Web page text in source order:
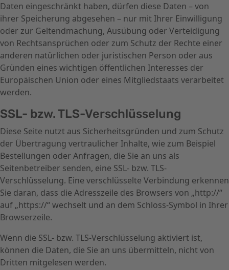
Daten eingeschränkt haben, dürfen diese Daten – von
ihrer Speicherung abgesehen – nur mit Ihrer Einwilligung
oder zur Geltendmachung, Ausübung oder Verteidigung
von Rechtsansprüchen oder zum Schutz der Rechte einer
anderen natürlichen oder juristischen Person oder aus
Gründen eines wichtigen öffentlichen Interesses der
Europäischen Union oder eines Mitgliedstaats verarbeitet
werden.
SSL- bzw. TLS-Verschlüsselung
Diese Seite nutzt aus Sicherheitsgründen und zum Schutz
der Übertragung vertraulicher Inhalte, wie zum Beispiel
Bestellungen oder Anfragen, die Sie an uns als
Seitenbetreiber senden, eine SSL- bzw. TLS-
Verschlüsselung. Eine verschlüsselte Verbindung erkennen
Sie daran, dass die Adresszeile des Browsers von „http://“
auf „https://“ wechselt und an dem Schloss-Symbol in Ihrer
Browserzeile.
Wenn die SSL- bzw. TLS-Verschlüsselung aktiviert ist,
können die Daten, die Sie an uns übermitteln, nicht von
Dritten mitgelesen werden.